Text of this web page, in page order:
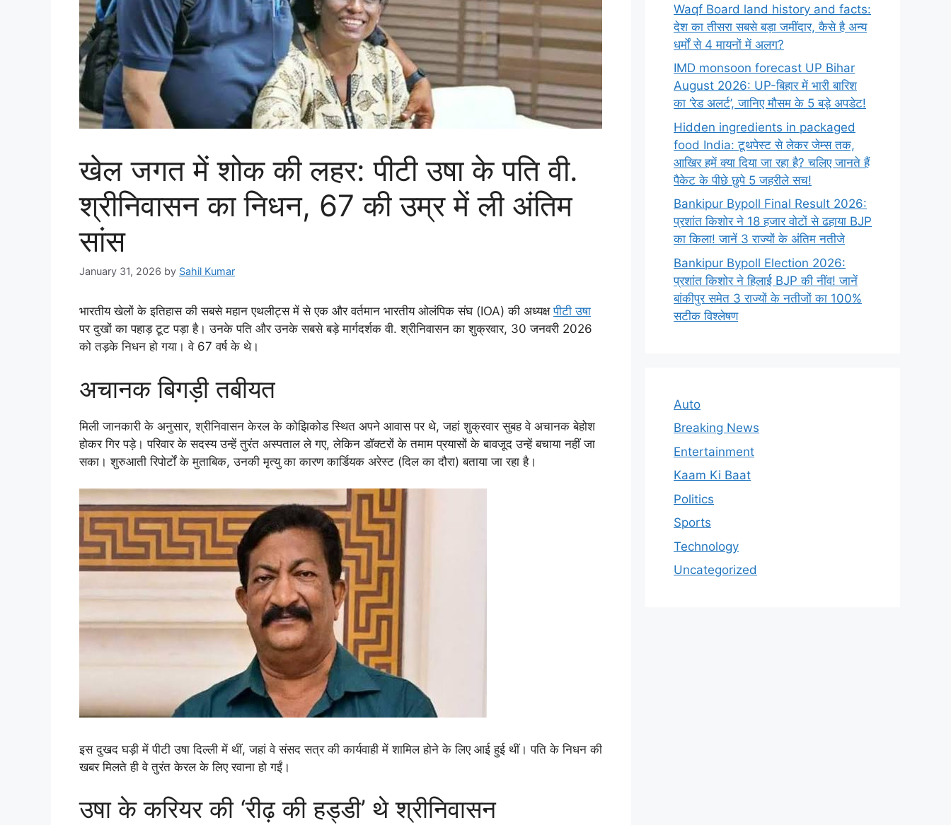
खेल जगत में शोक की लहर: पीटी उषा के पति वी.
श्रीनिवासन का निधन, 67 की उम्र में ली अंतिम
सांस
January 31, 2026 by Sahil Kumar
भारतीय खेलों के इतिहास की सबसे महान एथलीट्स में से एक और वर्तमान भारतीय ओलंपिक संघ (IOA) की अध्यक्षपीटी उषा
पर दुखों का पहाड़ टूट पड़ा है। उनके पति और उनके सबसे बड़े मार्गदर्शक वी. श्रीनिवासन का शुक्रवार, 30 जनवरी 2026
को तड़के निधन हो गया। वे 67 वर्ष के थे।
अचानक बिगड़ी तबीयत
मिली जानकारी के अनुसार, श्रीनिवासन केरल के कोझिकोड स्थित अपने आवास पर थे, जहां शुक्रवार सुबह वे अचानक बेहोश
होकर गिर पड़े। परिवार के सदस्य उन्हें तुरंत अस्पताल ले गए, लेकिन डॉक्टरों के तमाम प्रयासों के बावजूद उन्हें बचाया नहीं जा
सका। शुरुआती रिपोर्टों के मुताबिक, उनकी मृत्यु का कारण कार्डियक अरेस्ट (दिल का दौरा) बताया जा रहा है।
इस दुखद घड़ी में पीटी उषा दिल्ली में थीं, जहां वे संसद सत्र की कार्यवाही में शामिल होने के लिए आई हुई थीं। पति के निधन की
खबर मिलते ही वे तुरंत केरल के लिए रवाना हो गईं।
उषा के करियर की ‘रीढ़ की हड्डी’ थे श्रीनिवासन
Waqf Board land history and facts:
देश का तीसरा सबसे बड़ा जमींदार, कैसे है अन्य
धर्मों से 4 मायनों में अलग?
IMD monsoon forecast UP Bihar
August 2026: UP-बिहार में भारी बारिश
का ‘रेड अलर्ट’, जानिए मौसम के 5 बड़े अपडेट!
Hidden ingredients in packaged
food India: टूथपेस्ट से लेकर जेम्स तक,
आखिर हमें क्या दिया जा रहा है? चलिए जानते हैं
पैकेट के पीछे छुपे 5 जहरीले सच!
Bankipur Bypoll Final Result 2026:
प्रशांत किशोर ने 18 हजार वोटों से ढहाया BJP
का किला! जानें 3 राज्यों के अंतिम नतीजे
Bankipur Bypoll Election 2026:
प्रशांत किशोर ने हिलाई BJP की नींव! जानें
बांकीपुर समेत 3 राज्यों के नतीजों का 100%
सटीक विश्लेषण
Auto
Breaking News
Entertainment
Kaam Ki Baat
Politics
Sports
Technology
Uncategorized